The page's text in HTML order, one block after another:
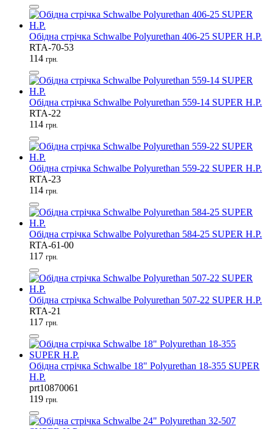
Обідна стрічка Schwalbe Polyurethan 406-25 SUPER H.P.
RTA-70-53
114 грн.
Обідна стрічка Schwalbe Polyurethan 559-14 SUPER H.P.
RTA-22
114 грн.
Обідна стрічка Schwalbe Polyurethan 559-22 SUPER H.P.
RTA-23
114 грн.
Обідна стрічка Schwalbe Polyurethan 584-25 SUPER H.P.
RTA-61-00
117 грн.
Обідна стрічка Schwalbe Polyurethan 507-22 SUPER H.P.
RTA-21
117 грн.
Обідна стрічка Schwalbe 18" Polyurethan 18-355 SUPER
H.P.
prt10870061
119 грн.